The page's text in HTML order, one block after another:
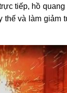
tiếp, hồ
và làm giảm